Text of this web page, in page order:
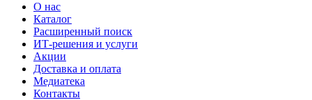
О нас
Каталог
Расширенный поиск
ИТ-решения и услуги
Акции
Доставка и оплата
Медиатека
Контакты